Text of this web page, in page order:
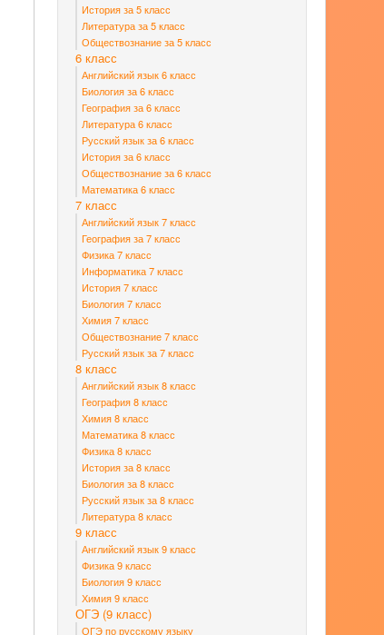
История за 5 класс
Литература за 5 класс
Обществознание за 5 класс
6 класс
Английский язык 6 класс
Биология за 6 класс
География за 6 класс
Литература 6 класс
Русский язык за 6 класс
История за 6 класс
Обществознание за 6 класс
Математика 6 класс
7 класс
Английский язык 7 класс
География за 7 класс
Физика 7 класс
Информатика 7 класс
История 7 класс
Биология 7 класс
Химия 7 класс
Обществознание 7 класс
Русский язык за 7 класс
8 класс
Английский язык 8 класс
География 8 класс
Химия 8 класс
Математика 8 класс
Физика 8 класс
История за 8 класс
Биология за 8 класс
Русский язык за 8 класс
Литература 8 класс
9 класс
Английский язык 9 класс
Физика 9 класс
Биология 9 класс
Химия 9 класс
ОГЭ (9 класс)
ОГЭ по русскому языку